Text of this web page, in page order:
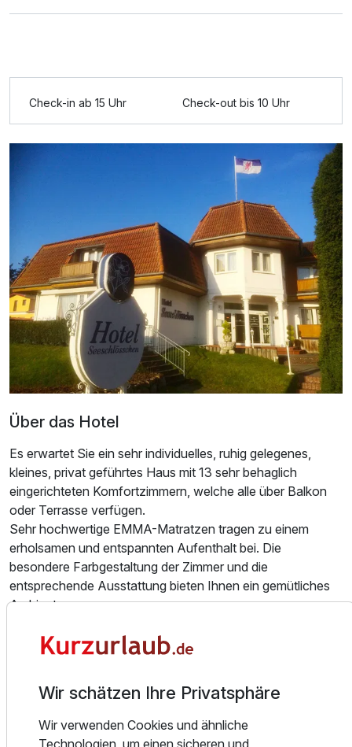
Ausstattung
Zusatznächte
Für 7 Tage p.P. ab 333,00 €
Check-in ab 15 Uhr Check-out bis 10 Uhr
Über das Hotel
Es erwartet Sie ein sehr individuelles, ruhig gelegenes,
kleines, privat geführtes Haus mit 13 sehr behaglich
eingerichteten Komfortzimmern, welche alle über Balkon
oder Terrasse verfügen.
Sehr hochwertige EMMA-Matratzen tragen zu einem
erholsamen und entspannten Aufenthalt bei. Die
besondere Farbgestaltung der Zimmer und die
entsprechende Ausstattung bieten Ihnen ein gemütliches
Ambiente.
Alle unsere Zimmer sind Nichtraucherzimmer.
Den feinsandigen Ostseestrand, den Buchenwald, sowie
den Kölpinsee erreichen Sie nach wenigen Gehminuten.
Wir schätzen Ihre Privatsphäre
Wir verwenden Cookies und ähnliche